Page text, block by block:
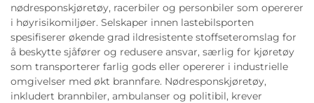
nødresponskjøretøy, racerbiler og personbiler som opererer
i høyrisikomiljøer. Selskaper innen lastebilsporten
spesifiserer økende grad ildresistente stoffseteromslag for
å beskytte sjåfører og redusere ansvar, særlig for kjøretøy
som transporterer farlig gods eller opererer i industrielle
omgivelser med økt brannfare. Nødresponskjøretøy,
inkludert brannbiler, ambulanser og politibil, krever